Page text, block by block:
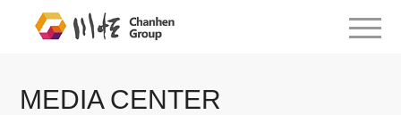
MEDIA CENTER